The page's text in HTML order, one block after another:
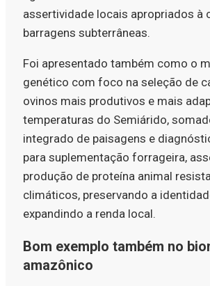
assertividade locais apropriados à
barragens subterrâneas.
Foi apresentado também como o
genético com foco na seleção de
ovinos mais produtivos e mais
temperaturas do Semiárido,
integrado de paisagens e
para suplementação forrageira,
produção de proteína animal
climáticos, preservando a
expandindo a renda local.
Bom exemplo também no
amazônico